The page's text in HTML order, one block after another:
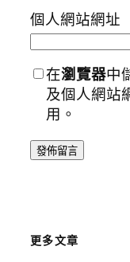
個人網站網址
在瀏覽器中
及個人網站
用。
更多文章